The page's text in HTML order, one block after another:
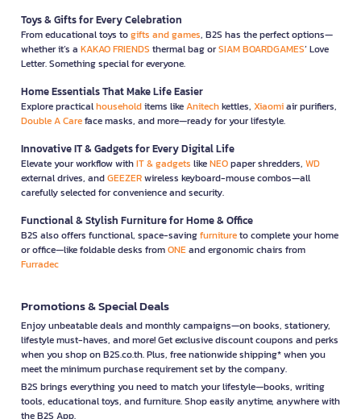
Toys & Gifts for Every Celebration
From educational toys togifts and games, B2S has the perfect options—
whether it’s a KAKAO FRIENDS thermal bag orSIAM BOARDGAMES’ Love
Letter. Something special for everyone.
Home Essentials That Make Life Easier
Explore practicalhouseholditems likeAnitechkettles, Xiaomiair purifiers,
Double A Careface masks, and more—ready for your lifestyle.
Innovative IT & Gadgets for Every Digital Life
Elevate your workflow withIT & gadgets likeNEOpaper shredders, WD
external drives, andGEEZERwireless keyboard-mouse combos—all
carefully selected for convenience and security.
Functional & Stylish Furniture for Home & Office
B2S also offers functional, space-savingfurnitureto complete your home
or office—like foldable desks fromONEand ergonomic chairs from
Furradec
Promotions & Special Deals
Enjoy unbeatable deals and monthly campaigns—on books, stationery,
lifestyle must-haves, and more! Get exclusive discount coupons and perks
when you shop on B2S.co.th. Plus, free nationwide shipping* when you
meet the minimum purchase requirement set by the company.
B2S brings everything you need to match your lifestyle—books, writing
tools, educational toys, and furniture. Shop easily anytime, anywhere with
the B2S App.